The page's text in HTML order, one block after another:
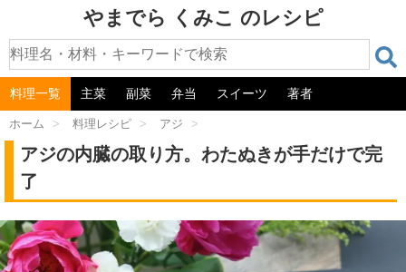
やまでら くみこ のレシピ
料理一覧 主菜 副菜 弁当 スイーツ 著者
ホーム > 料理レシピ > アジ >
アジの内臓の取り方。わたぬきが手だけで完
了